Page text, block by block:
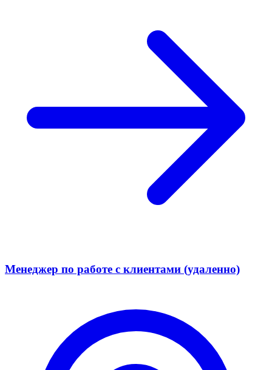
Менеджер по работе с клиентами (удаленно)